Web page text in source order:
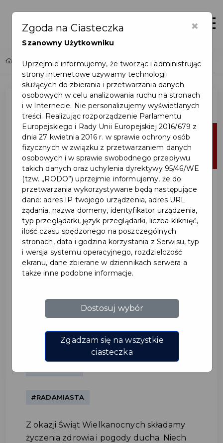
Zaloguj
Home Lista aktualności
Życzenia Wielkanocne 2021
#ŚWIĘTO
#RADAMIASTA
Z okazji Świąt Wielkanocnych składamy
życzenia zdrowia i pogody ducha. Niech
×
Zgoda na Ciasteczka
Szanowny Użytkowniku
Uprzejmie informujemy, że tworząc i administrując
strony internetowe używamy technologii
służących do zbierania i przetwarzania danych
osobowych w celu analizowania ruchu na stronach
i w Internecie. Nie personalizujemy wyświetlanych
treści. Realizując rozporządzenie Parlamentu
Europejskiego i Rady Unii Europejskiej 2016/679 z
dnia 27 kwietnia 2016 r. w sprawie ochrony osób
fizycznych w związku z przetwarzaniem danych
osobowych i w sprawie swobodnego przepływu
takich danych oraz uchylenia dyrektywy 95/46/WE
(tzw. „RODO”) uprzejmie informujemy, że do
przetwarzania wykorzystywane będą następujące
dane: adres IP twojego urządzenia, adres URL
żądania, nazwa domeny, identyfikator urządzenia,
typ przeglądarki, język przeglądarki, liczba kliknięć,
ilość czasu spędzonego na poszczególnych
stronach, data i godzina korzystania z Serwisu, typ
i wersja systemu operacyjnego, rozdzielczość
ekranu, dane zbierane w dziennikach serwera a
także inne podobne informacje.
Dostosuj wybór
Zgadzam się na wszystkie
ciasteczka